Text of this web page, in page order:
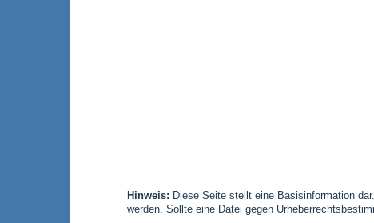
Hinweis: Diese Seite stellt eine Basisinformation
werden. Sollte eine Datei gegen